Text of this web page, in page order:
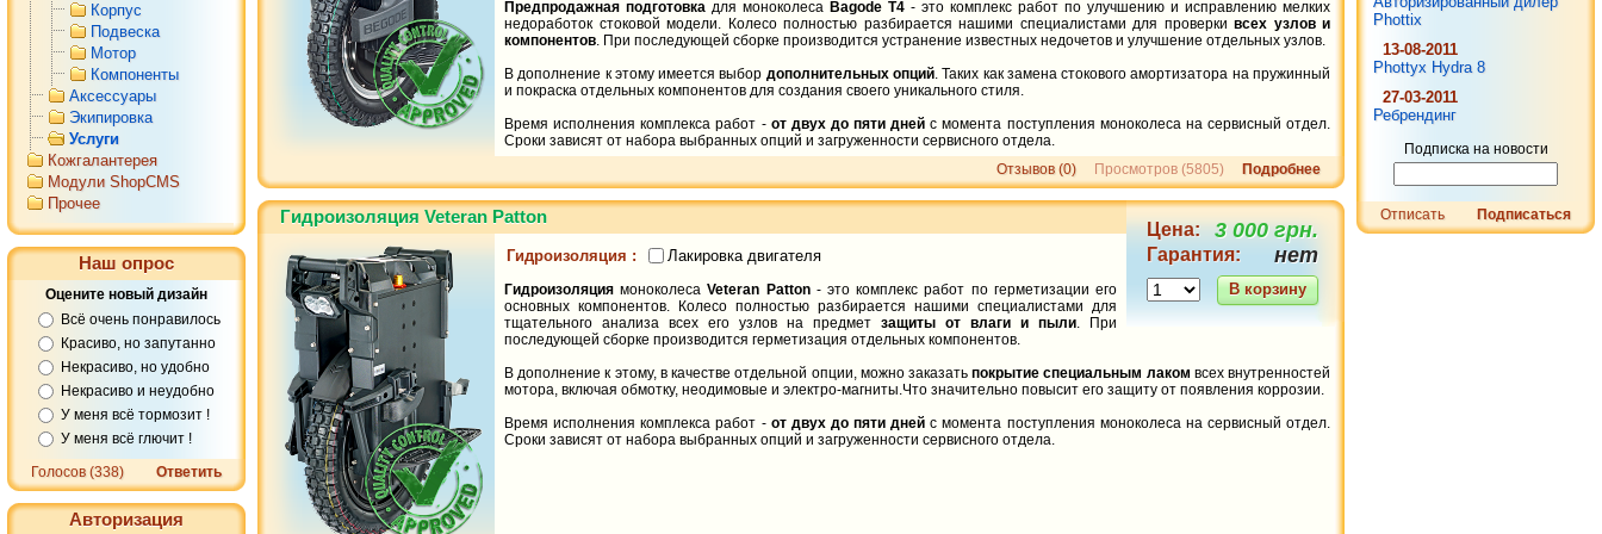
Корпус
Подвеска
Мотор
Компоненты
Аксессуары
Экипировка
Услуги
Кожгалантерея
Модули ShopCMS
Прочее
Наш опрос
Оцените новый дизайн
Всё очень понравилось
Красиво, но запутанно
Некрасиво, но удобно
Некрасиво и неудобно
У меня всё тормозит !
У меня всё глючит !
Голосов (338)
Ответить
Авторизация
Предпродажная подготовка для моноколеса Bagode T4 - это комплекс работ по улучшению и исправлению мелких
недоработок стоковой модели. Колесо полностью разбирается нашими специалистами для проверки всех узлов и
компонентов. При последующей сборке производится устранение известных недочетов и улучшение отдельных узлов.
В дополнение к этому имеется выбор дополнительных опций. Таких как замена стокового амортизатора на пружинный
и покраска отдельных компонентов для создания своего уникального стиля.
Время исполнения комплекса работ - от двух до пяти дней с момента поступления моноколеса на сервисный отдел.
Сроки зависят от набора выбранных опций и загруженности сервисного отдела.
Отзывов (0)
Просмотров (5805) Подробнее
Цена: 3 000 грн.
Гарантия: нет
В корзину
Гидроизоляция Veteran Patton
Гидроизоляция : Лакировка двигателя
Гидроизоляция моноколесаVeteran Patton- это комплекс работ по герметизации его
основных компонентов. Колесо полностью разбирается нашими специалистами для
тщательного анализа всех его узлов на предмет защиты от влаги и пыли. При
последующей сборке производится герметизация отдельных компонентов.
В дополнение к этому, в качестве отдельной опции, можно заказатьпокрытие специальным лаком всех внутренностей
мотора, включая обмотку, неодимовые и электро-магниты.Что значительно повысит его защиту от появления коррозии.
Время исполнения комплекса работ - от двух до пяти дней с момента поступления моноколеса на сервисный отдел.
Сроки зависят от набора выбранных опций и загруженности сервисного отдела.
1 816 грн.
Nikon MH-24 оригинальный
Phottix
13-08-2011
Phottyx Hydra 8
27-03-2011
Ребрендинг
Подписка на новости
Отписать Подписаться